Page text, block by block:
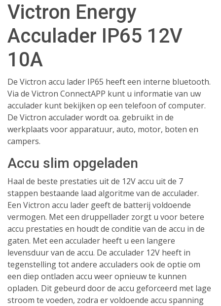
Victron Energy
Acculader IP65 12V
10A
De Victron accu lader IP65 heeft een interne bluetooth.
Via de Victron ConnectAPP kunt u informatie van uw
acculader kunt bekijken op een telefoon of computer.
De Victron acculader wordt oa. gebruikt in de
werkplaats voor apparatuur, auto, motor, boten en
campers.
Accu slim opgeladen
Haal de beste prestaties uit de 12V accu uit de 7
stappen bestaande laad algoritme van de acculader.
Een Victron accu lader geeft de batterij voldoende
vermogen. Met een druppellader zorgt u voor betere
accu prestaties en houdt de conditie van de accu in de
gaten. Met een acculader heeft u een langere
levensduur van de accu. De acculader 12V heeft in
tegenstelling tot andere acculaders ook de optie om
een diep ontladen accu weer opnieuw te kunnen
opladen. Dit gebeurd door de accu geforceerd met lage
stroom te voeden, zodra er voldoende accu spanning